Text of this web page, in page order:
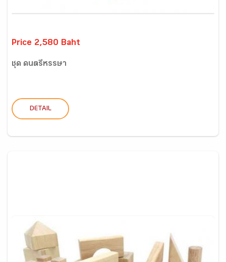
Price 2,580 Baht
ชุด ดนตรีหรรษา
DETAIL